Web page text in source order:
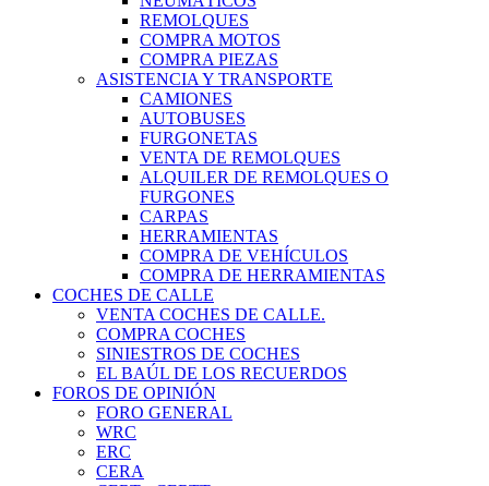
REMOLQUES
COMPRA MOTOS
COMPRA PIEZAS
ASISTENCIA Y TRANSPORTE
CAMIONES
AUTOBUSES
FURGONETAS
VENTA DE REMOLQUES
ALQUILER DE REMOLQUES O
FURGONES
CARPAS
HERRAMIENTAS
COMPRA DE VEHÍCULOS
COMPRA DE HERRAMIENTAS
COCHES DE CALLE
VENTA COCHES DE CALLE.
COMPRA COCHES
SINIESTROS DE COCHES
EL BAÚL DE LOS RECUERDOS
FOROS DE OPINIÓN
FORO GENERAL
WRC
ERC
CERA